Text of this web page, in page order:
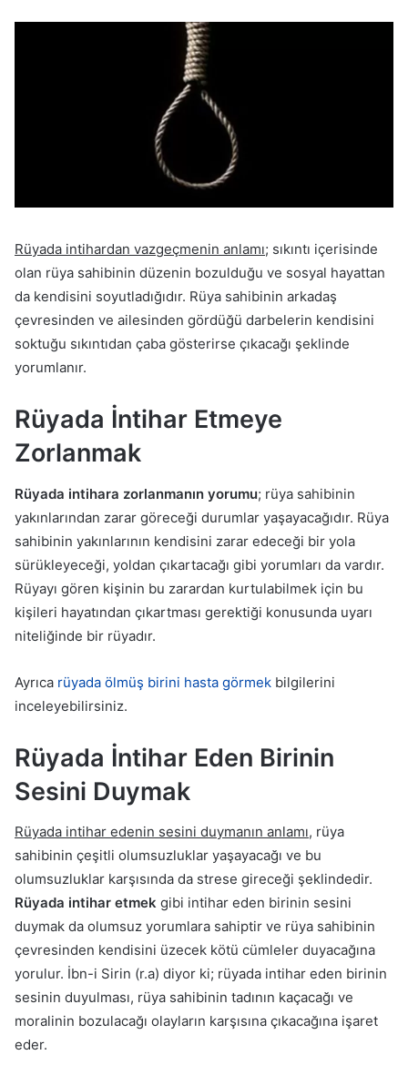
Rüyada intihardan vazgeçmenin anlamı; sıkıntı içerisinde
olan rüya sahibinin düzenin bozulduğu ve sosyal hayattan
da kendisini soyutladığıdır. Rüya sahibinin arkadaş
çevresinden ve ailesinden gördüğü darbelerin kendisini
soktuğu sıkıntıdan çaba gösterirse çıkacağı şeklinde
yorumlanır.
Rüyada İntihar Etmeye
Zorlanmak
Rüyada intihara zorlanmanın yorumu; rüya sahibinin
yakınlarından zarar göreceği durumlar yaşayacağıdır. Rüya
sahibinin yakınlarının kendisini zarar edeceği bir yola
sürükleyeceği, yoldan çıkartacağı gibi yorumları da vardır.
Rüyayı gören kişinin bu zarardan kurtulabilmek için bu
kişileri hayatından çıkartması gerektiği konusunda uyarı
niteliğinde bir rüyadır.
Ayrıca rüyada ölmüş birini hasta görmek bilgilerini
inceleyebilirsiniz.
Rüyada İntihar Eden Birinin
Sesini Duymak
Rüyada intihar edenin sesini duymanın anlamı, rüya
sahibinin çeşitli olumsuzluklar yaşayacağı ve bu
olumsuzluklar karşısında da strese gireceği şeklindedir.
Rüyada intihar etmek gibi intihar eden birinin sesini
duymak da olumsuz yorumlara sahiptir ve rüya sahibinin
çevresinden kendisini üzecek kötü cümleler duyacağına
yorulur. İbn-i Sirin (r.a) diyor ki; rüyada intihar eden birinin
sesinin duyulması, rüya sahibinin tadının kaçacağı ve
moralinin bozulacağı olayların karşısına çıkacağına işaret
eder.